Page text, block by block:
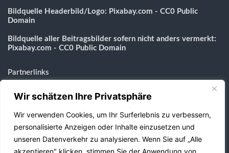
Wir schätzen Ihre Privatsphäre
Wir verwenden Cookies, um Ihr Surferlebnis zu verbessern,
personalisierte Anzeigen oder Inhalte einzusetzen und
unseren Datenverkehr zu analysieren. Wenn Sie auf „Alle
akzeptieren" klicken, stimmen Sie der Anwendung von
Bildquelle Headerbild/Logo: Pixabay.com - CC0 Public
Domain
Bildquelle aller Beitragsbilder sofern nicht anders vermerkt:
Pixabay.com - CC0 Public Domain
Partnerlinks
Messezimmer-Koeln.eu
Gebäudereinigung-Aachen.com
BestImWeb24.de
Webdesign Agentur
Shopverzeichnis